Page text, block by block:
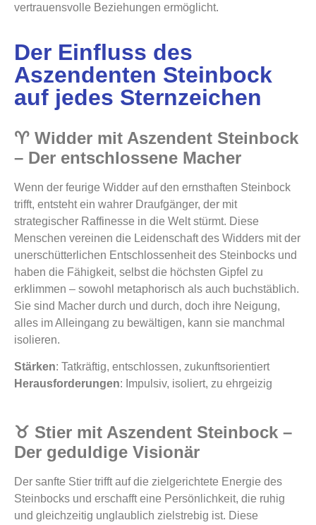
vertrauensvolle Beziehungen ermöglicht.
Der Einfluss des
Aszendenten Steinbock
auf jedes Sternzeichen
♈ Widder mit Aszendent Steinbock
– Der entschlossene Macher
Wenn der feurige Widder auf den ernsthaften Steinbock
trifft, entsteht ein wahrer Draufgänger, der mit
strategischer Raffinesse in die Welt stürmt. Diese
Menschen vereinen die Leidenschaft des Widders mit der
unerschütterlichen Entschlossenheit des Steinbocks und
haben die Fähigkeit, selbst die höchsten Gipfel zu
erklimmen – sowohl metaphorisch als auch buchstäblich.
Sie sind Macher durch und durch, doch ihre Neigung,
alles im Alleingang zu bewältigen, kann sie manchmal
isolieren.
Stärken: Tatkräftig, entschlossen, zukunftsorientiert
Herausforderungen: Impulsiv, isoliert, zu ehrgeizig
♉ Stier mit Aszendent Steinbock –
Der geduldige Visionär
Der sanfte Stier trifft auf die zielgerichtete Energie des
Steinbocks und erschafft eine Persönlichkeit, die ruhig
und gleichzeitig unglaublich zielstrebig ist. Diese